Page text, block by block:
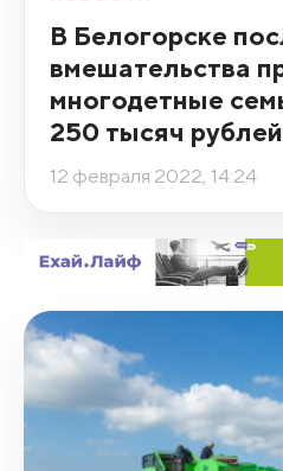
В Белогорске
вмешательства
многодетные
250 тысяч рублей
12 февраля 2022, 14:24